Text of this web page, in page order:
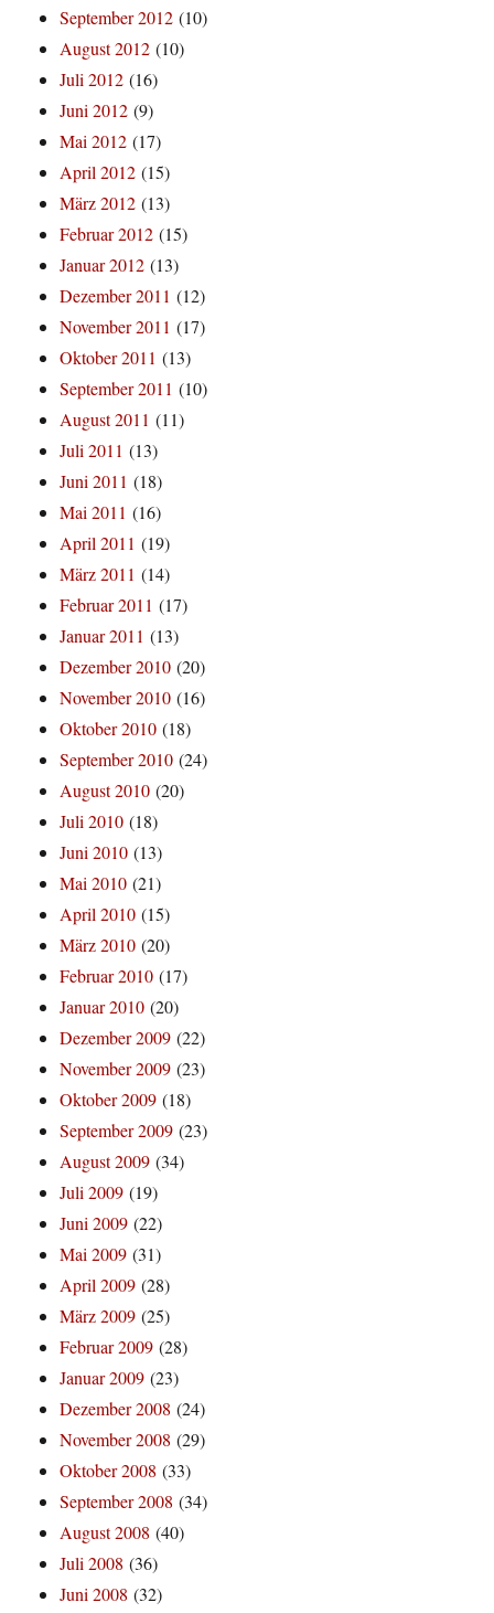
September 2012 (10)
August 2012 (10)
Juli 2012 (16)
Juni 2012 (9)
Mai 2012 (17)
April 2012 (15)
März 2012 (13)
Februar 2012 (15)
Januar 2012 (13)
Dezember 2011 (12)
November 2011 (17)
Oktober 2011 (13)
September 2011 (10)
August 2011 (11)
Juli 2011 (13)
Juni 2011 (18)
Mai 2011 (16)
April 2011 (19)
März 2011 (14)
Februar 2011 (17)
Januar 2011 (13)
Dezember 2010 (20)
November 2010 (16)
Oktober 2010 (18)
September 2010 (24)
August 2010 (20)
Juli 2010 (18)
Juni 2010 (13)
Mai 2010 (21)
April 2010 (15)
März 2010 (20)
Februar 2010 (17)
Januar 2010 (20)
Dezember 2009 (22)
November 2009 (23)
Oktober 2009 (18)
September 2009 (23)
August 2009 (34)
Juli 2009 (19)
Juni 2009 (22)
Mai 2009 (31)
April 2009 (28)
März 2009 (25)
Februar 2009 (28)
Januar 2009 (23)
Dezember 2008 (24)
November 2008 (29)
Oktober 2008 (33)
September 2008 (34)
August 2008 (40)
Juli 2008 (36)
Juni 2008 (32)